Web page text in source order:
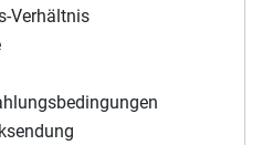
Verhältnis